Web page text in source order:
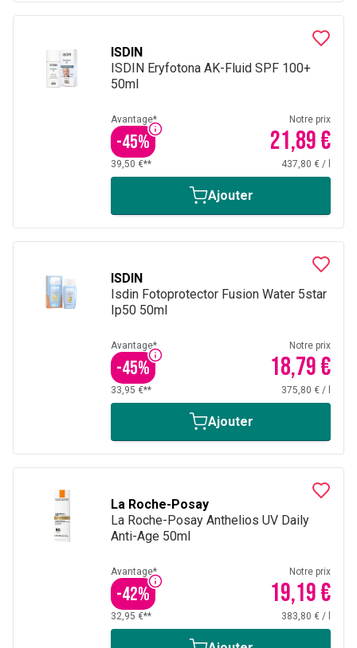
ISDIN
ISDIN Eryfotona AK-Fluid SPF 100+
50ml
Avantage*
-45%
Notre prix
21,89 €
39,50 €** 437,80 € /
Ajouter
ISDIN
Isdin Fotoprotector Fusion Water 5star
Ip50 50ml
Avantage*
-45%
Notre prix
18,79 €
33,95 €** 375,80 € /
Ajouter
La Roche-Posay
La Roche-Posay Anthelios UV Daily
Anti-Age 50ml
Avantage*
-42%
Notre prix
19,19 €
32,95 €** 383,80 € /